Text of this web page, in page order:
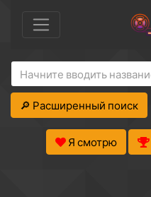
🔎 Расширенный поиск
Я смотрю